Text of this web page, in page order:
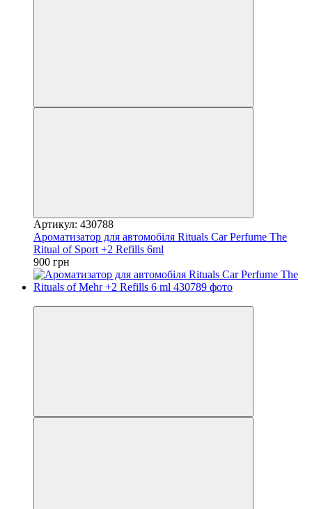
Артикул: 430788
Ароматизатор для автомобіля Rituals Car Perfume The
Ritual of Sport +2 Refills 6ml
900 грн